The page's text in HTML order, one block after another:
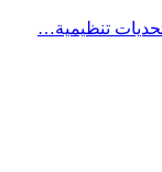
تنظيمية…